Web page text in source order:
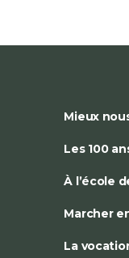
Mieux
Les 100
À l’école
Marcher
La